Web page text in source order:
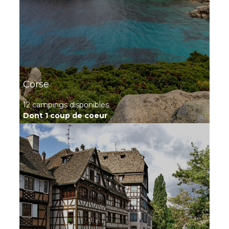
Découvrir ce
locatif
Case O'Hara — Mobil-
home confort 6
personnes
3 chambres - 6
personnes - 34 m²
À partir de 350 €/ 7
nuits
Découvrir ce
locatif
Corse
12 campings disponibles
Dont 1 coup de coeur